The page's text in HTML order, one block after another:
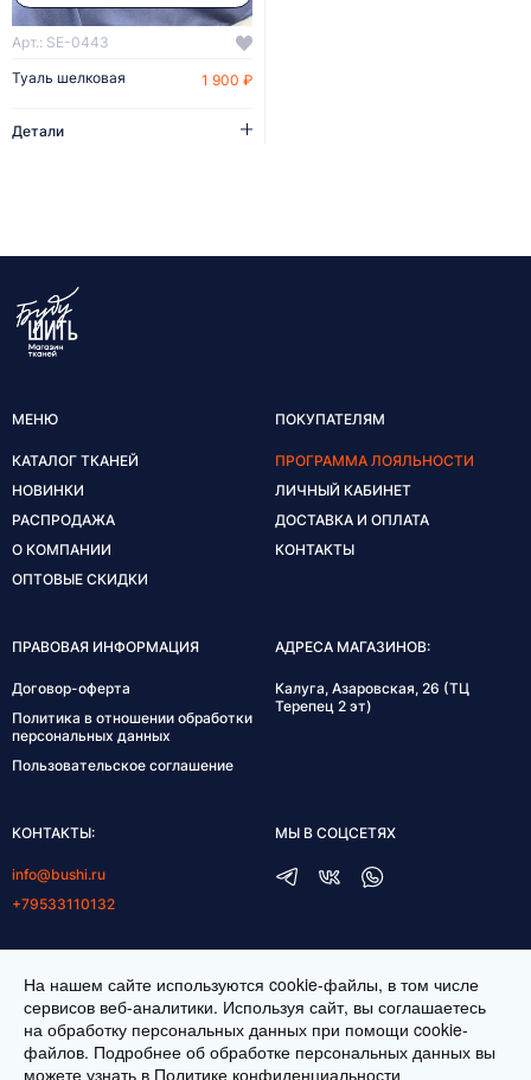
Арт.: SE-0443
Туаль шелковая
1 900 ₽
Детали
МЕНЮ
КАТАЛОГ ТКАНЕЙ
НОВИНКИ
РАСПРОДАЖА
О КОМПАНИИ
ОПТОВЫЕ СКИДКИ
ПОКУПАТЕЛЯМ
ПРОГРАММА ЛОЯЛЬНОСТИ
ЛИЧНЫЙ КАБИНЕТ
ДОСТАВКА И ОПЛАТА
КОНТАКТЫ
ПРАВОВАЯ ИНФОРМАЦИЯ
Договор-оферта
Политика в отношении обработки
персональных данных
Пользовательское соглашение
АДРЕСА МАГАЗИНОВ:
Калуга, Азаровская, 26 (ТЦ
Терепец 2 эт)
КОНТАКТЫ:
info@bushi.ru
+79533110132
пн-пт 10:00-19:00
сб 11:00-17:00
МЫ В СОЦСЕТЯХ
На нашем сайте используются cookie-файлы, в том числе
сервисов веб-аналитики. Используя сайт, вы соглашаетесь
на обработку персональных данных при помощи cookie-
файлов. Подробнее об обработке персональных данных вы
можете узнать в Политике конфиденциальности